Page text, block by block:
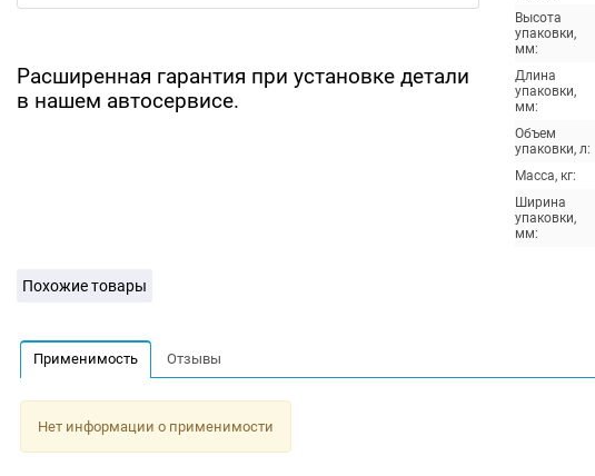
Расширенная гарантия при установке детали
в нашем автосервисе.
Высота
упаковки,
мм:
Длина
упаковки,
мм:
Объем
упаковки, л:
Масса, кг:
Ширина
упаковки,
мм:
Похожие товары
Применимость Отзывы
Нет информации о применимости